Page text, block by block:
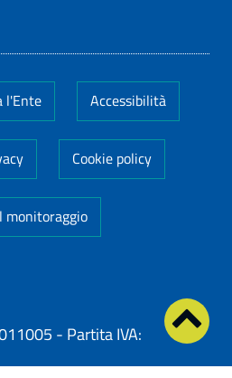
l'Ente Accessibilità
Cookie policy
monitoraggio
- Partita IVA: